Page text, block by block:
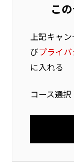
こ
上記キャン
びプライ
に入れる
コース選択